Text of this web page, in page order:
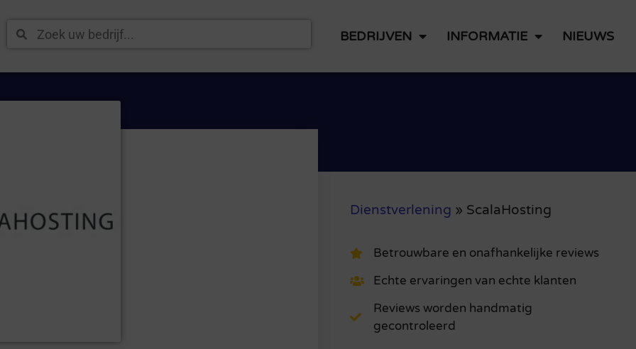
BEDRIJVEN INFORMATIE NIEUWS
Dienstverlening » ScalaHosting
Betrouwbare en onafhankelijke reviews
Echte ervaringen van echte klanten
Reviews worden handmatig
gecontroleerd